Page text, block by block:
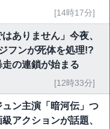
[14時17分]
ありません」今夜、
フンが死体を処理!?
の連鎖が始まる
[12時33分]
ュン主演「暗河伝」つ
アクションが話題、